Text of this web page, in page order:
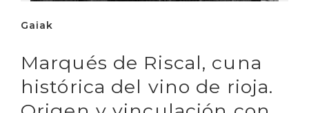
Gaiak
Marqués de Riscal, cuna
histórica del vino de rioja.